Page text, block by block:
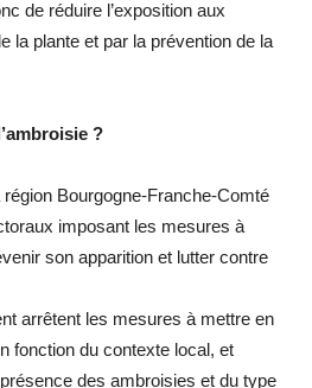
de réduire l’exposition aux
la plante et par la prévention de la
?
Bourgogne-Franche-Comté
imposant les mesures à
son apparition et lutter contre
arrêtent les mesures à mettre en
fonction du contexte local, et
des ambroisies et du type